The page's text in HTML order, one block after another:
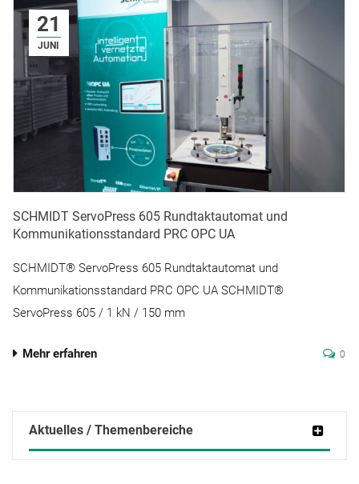
21
JUNI
SCHMIDT ServoPress 605 Rundtaktautomat und
Kommunikationsstandard PRC OPC UA
SCHMIDT® ServoPress 605 Rundtaktautomat und
Kommunikationsstandard PRC OPC UA SCHMIDT®
ServoPress 605 / 1 kN / 150 mm
Mehr erfahren 0
Aktuelles / Themenbereiche